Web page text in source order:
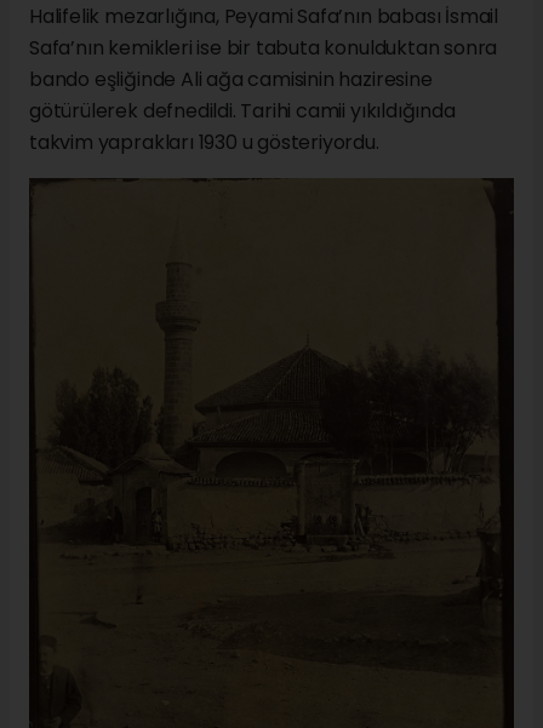
Halifelik mezarlığına, Peyami Safa’nın babası İsmail
Safa’nın kemikleri ise bir tabuta konulduktan sonra
bando eşliğinde Ali ağa camisinin haziresine
götürülerek defnedildi. Tarihi camii yıkıldığında
takvim yaprakları 1930 u gösteriyordu.